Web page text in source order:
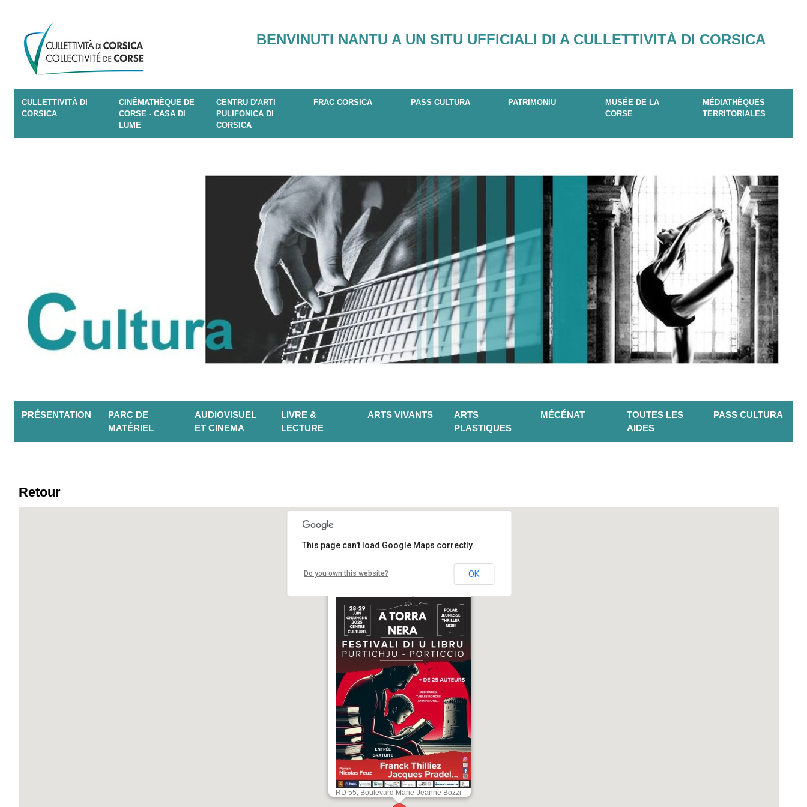
BENVINUTI NANTU A UN SITU UFFICIALI DI A CULLETTIVITÀ DI CORSICA
CULLETTIVITÀ DI
CORSICA
CINÉMATHÈQUE DE
CORSE - CASA DI
LUME
CENTRU D'ARTI
PULIFONICA DI
CORSICA
FRAC CORSICA PASS CULTURA PATRIMONIU
MUSÉE DE LA
CORSE
MÉDIATHÈQUES
TERRITORIALES
PRÉSENTATION
PARC DE
MATÉRIEL
AUDIOVISUEL
ET CINEMA
LIVRE &
LECTURE
ARTS VIVANTS
ARTS
PLASTIQUES
MÉCÉNAT
TOUTES LES
AIDES
PASS CULTURA
Retour
2ème édition du salon du livre
policier/noir/thriller : "A Torra Nera" -
RD 55, Boulevard Marie-Jeanne Bozzi
This page can't load Google Maps correctly.
Do you own this website? OK